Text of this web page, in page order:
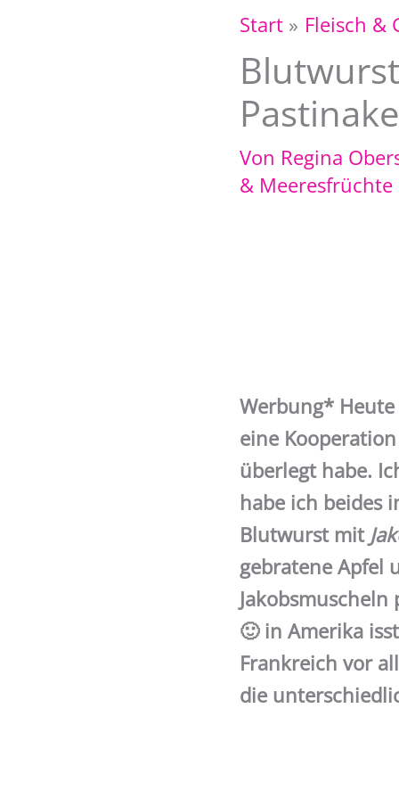
Start Fleisch &
Von Regina
& Meeresfrüchte
Werbung* Heute
eine
überlegt habe.
habe ich beides
Blutwurst mit
gebratene Apfel
🙂 in Amerika
Frankreich vor
die